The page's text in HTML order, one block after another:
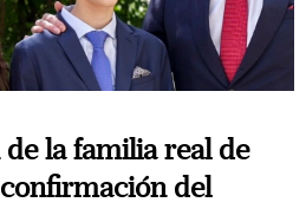
la familia real de
del